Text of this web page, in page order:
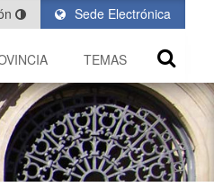
Sede Electrónica
TEMAS